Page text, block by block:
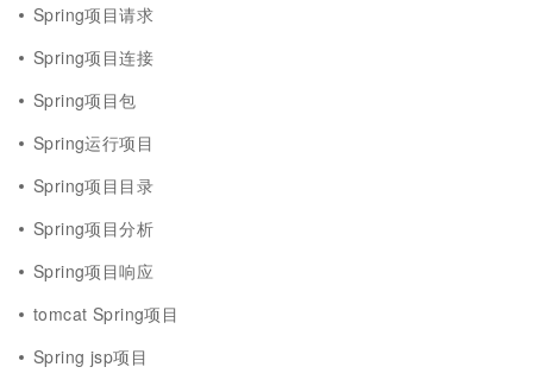
Spring项目请求
Spring项目连接
Spring项目包
Spring运行项目
Spring项目目录
Spring项目分析
Spring项目响应
tomcat Spring项目
Spring jsp项目